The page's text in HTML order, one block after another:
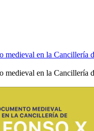
medieval en la Cancillería
medieval en la Cancillería